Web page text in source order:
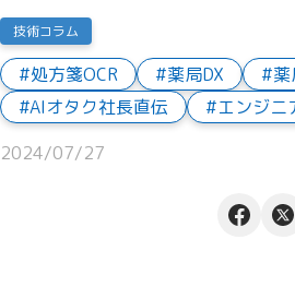
技術コラム
処方箋OCR 薬局DX
AIオタク社長直伝
エンジニ
2024/07/27